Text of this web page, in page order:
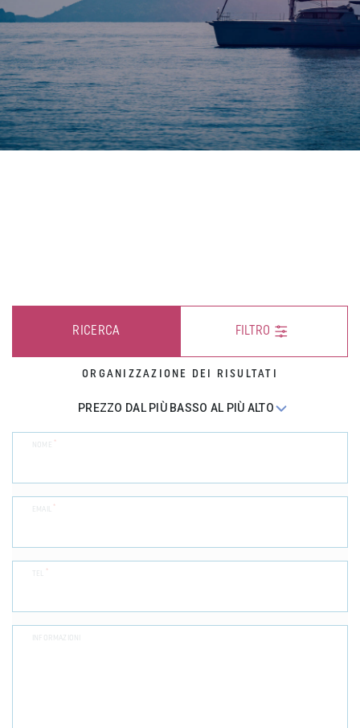
RICERCA FILTRO
ORGANIZZAZIONE DEI RISULTATI
NOME *
EMAIL *
*
INFORMAZIONI